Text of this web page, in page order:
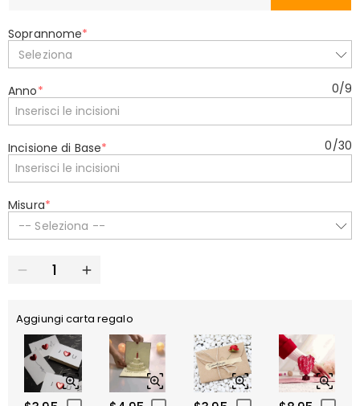
Soprannome*
Seleziona
Anno* 0/9
Incisione di Base* 0/30
Misura*
-- Seleziona --
Aggiungi carta regalo